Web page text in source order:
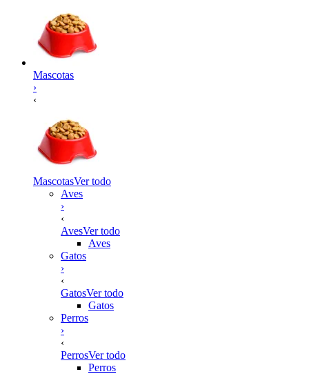
Mascotas
›
‹
MascotasVer todo
Aves
›
‹
AvesVer todo
Aves
Gatos
›
‹
GatosVer todo
Gatos
Perros
›
‹
PerrosVer todo
Perros